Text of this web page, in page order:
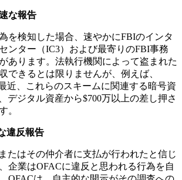
な報告
を検知した場合、速やかにFBIのインタ
ンター（IC3）および最寄りのFBI事務
あります。法執行機関によって盗まれた
できるとは限りませんが、例えば、
近、これらのスキームに関連する暗号資
デジタル資産から$700万以上の差し押さ
。
違反報告
たはその仲介者に支払が行われたと信じ
企業はOFACに違反と思われる行為を自